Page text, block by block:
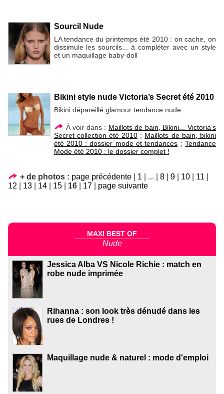
Sourcil Nude
LA tendance du printemps été 2010 : on cache, on
dissimule les sourcils... à compléter avec un style
et un maquillage baby-doll
Bikini style nude Victoria’s Secret été 2010
Bikini dépareillé glamour tendance nude
À voir dans : Maillots de bain, Bikini... Victoria’s
Secret collection été 2010 ; Maillots de bain, bikini
été 2010 : dossier mode et tendances ; Tendance
Mode été 2010 : le dossier complet !
+ de photos : page précédente 1 ... 8 9 10 11
12
13 14 15 16 17 page suivante
MAXI BEST OF
Nude
Jessica Alba VS Nicole Richie : match en
robe nude imprimée
Rihanna : son look très dénudé dans les
rues de Londres !
Maquillage nude & naturel : mode d'emploi